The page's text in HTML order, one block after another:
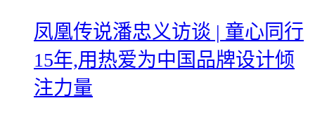
凤凰传说潘忠义访谈 | 童心同行
15年,用热爱为中国品牌设计倾
注力量